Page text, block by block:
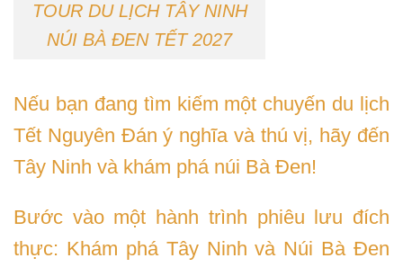
TOUR DU LỊCH TÂY NINH
NÚI BÀ ĐEN TẾT 2027
Nếu bạn đang tìm kiếm một chuyến du lịch
Tết Nguyên Đán ý nghĩa và thú vị, hãy đến
Tây Ninh và khám phá núi Bà Đen!
Bước vào một hành trình phiêu lưu đích
thực: Khám phá Tây Ninh và Núi Bà Đen